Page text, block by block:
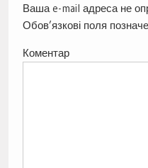
Ваша e-mail адреса не
Обов’язкові поля
Коментар